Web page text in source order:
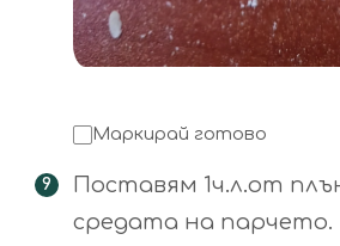
Маркирай готово
Поставям 1ч.л.от
средата на парчето.